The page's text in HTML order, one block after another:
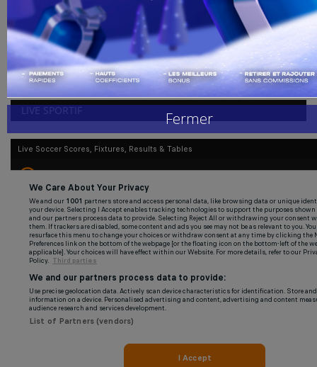
Handball
Buzz de Sport
Combat
Replay
Gallerie
admin nov 7, 2022 0
L'UEFA a procédé ce lundi au tirage au sort des barrages pour les 8es
de finale...
LIVE SPORTIF Fermer